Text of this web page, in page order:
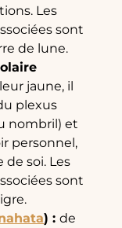
Les
sont
de lune.
jaune, il
plexus
nombril) et
personnel,
de soi. Les
sont
) :de